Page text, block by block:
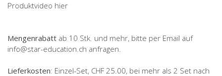
Produktvideo hier
Mengenrabatt ab 10 Stk. und mehr, bitte per Email auf
info@star-education.ch anfragen.
Lieferkosten: Einzel-Set, CHF 25.00, bei mehr als 2 Set nach